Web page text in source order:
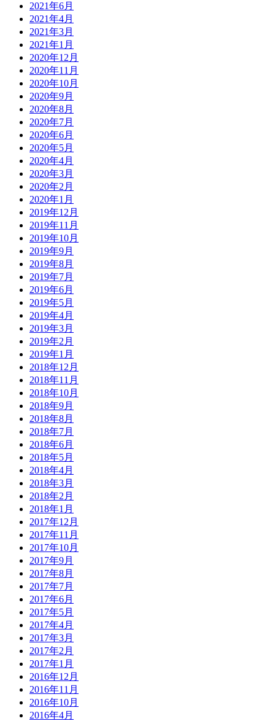
2021年6月
2021年4月
2021年3月
2021年1月
2020年12月
2020年11月
2020年10月
2020年9月
2020年8月
2020年7月
2020年6月
2020年5月
2020年4月
2020年3月
2020年2月
2020年1月
2019年12月
2019年11月
2019年10月
2019年9月
2019年8月
2019年7月
2019年6月
2019年5月
2019年4月
2019年3月
2019年2月
2019年1月
2018年12月
2018年11月
2018年10月
2018年9月
2018年8月
2018年7月
2018年6月
2018年5月
2018年4月
2018年3月
2018年2月
2018年1月
2017年12月
2017年11月
2017年10月
2017年9月
2017年8月
2017年7月
2017年6月
2017年5月
2017年4月
2017年3月
2017年2月
2017年1月
2016年12月
2016年11月
2016年10月
2016年4月